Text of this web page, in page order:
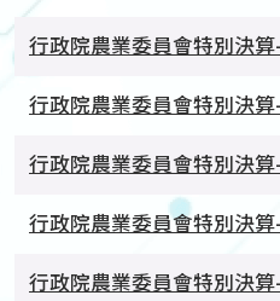
行政院農業委員會特別決
行政院農業委員會特別決
行政院農業委員會特別決
行政院農業委員會特別決
行政院農業委員會特別決